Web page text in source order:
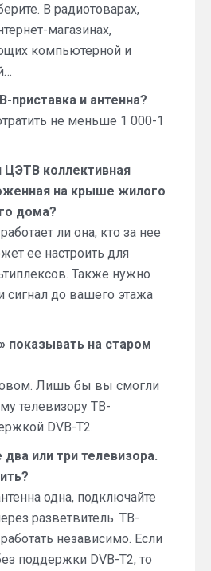
В радиотоварах,
магазинах,
компьютерной и
приставка и антенна?
не меньше 1 000-1
ЦЭТВ коллективная
на крыше жилого
дома?
ли она, кто за нее
ее настроить для
Также нужно
сигнал до вашего этажа
показывать на старом
Лишь бы вы смогли
телевизору ТВ-
DVB-T2.
или три телевизора.
одна, подключайте
разветвитель. ТВ-
независимо. Если
поддержки DVB-T2, то